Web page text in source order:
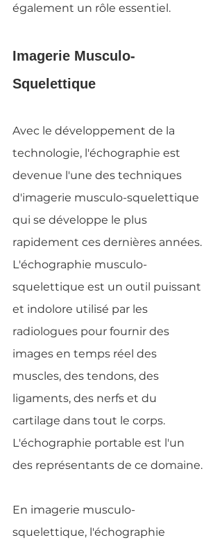
également un rôle essentiel.
Imagerie Musculo-
Squelettique
Avec le développement de la
technologie, l'échographie est
devenue l'une des techniques
d'imagerie musculo-squelettique
qui se développe le plus
rapidement ces dernières années.
L'échographie musculo-
squelettique est un outil puissant
et indolore utilisé par les
radiologues pour fournir des
images en temps réel des
muscles, des tendons, des
ligaments, des nerfs et du
cartilage dans tout le corps.
L'échographie portable est l'un
des représentants de ce domaine.
En imagerie musculo-
squelettique, l'échographie